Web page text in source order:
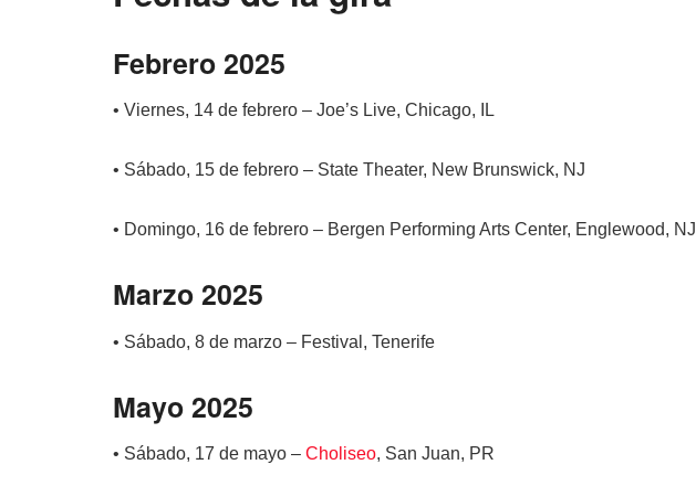
Febrero 2025
• Viernes, 14 de febrero – Joe’s Live, Chicago, IL
• Sábado, 15 de febrero – State Theater, New Brunswick, NJ
• Domingo, 16 de febrero – Bergen Performing Arts Center, Englewood, NJ
Marzo 2025
• Sábado, 8 de marzo – Festival, Tenerife
Mayo 2025
• Sábado, 17 de mayo – Choliseo, San Juan, PR